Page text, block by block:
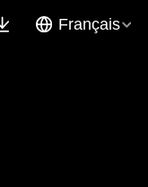
Français